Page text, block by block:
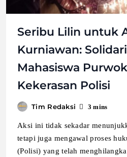
Seribu Lilin untuk
Kurniawan:
Mahasiswa
Kekerasan Polisi
Tim Redaksi 3 mins
Aksi ini tidak sekadar
tetapi juga mengawal proses
(Polisi) yang telah